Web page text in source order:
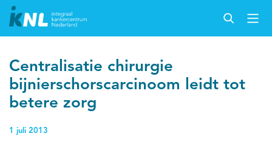
Centralisatie chirurgie
bijnierschorscarcinoom leidt tot
betere zorg
1 juli 2013